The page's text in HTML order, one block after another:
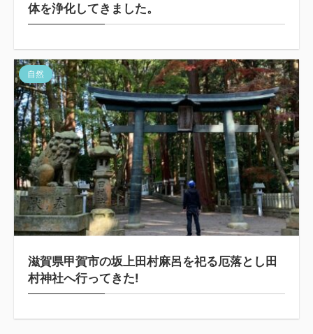
体を浄化してきました。
自然
滋賀県甲賀市の坂上田村麻呂を祀る厄落とし田
村神社へ行ってきた!